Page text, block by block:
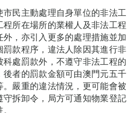
民主動處理自身單位的非法工
所在場所的業權人及非法工程
，亦引入更多的處理措施並加
款程序，違法人除因其進行非
處罰款外，不遵守非法工程的
者的罰款金額可由澳門元五千
嚴重的違法情況，更可能會被
拆卸令，局方可通知物業登記